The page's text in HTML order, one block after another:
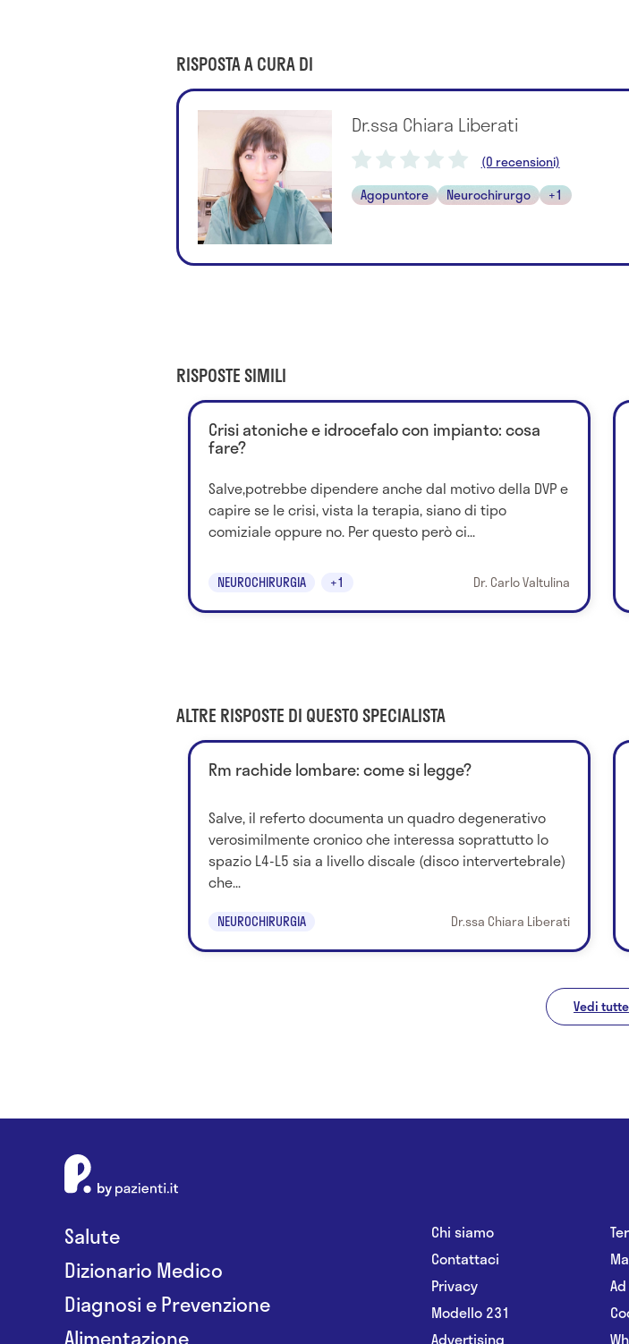
RISPOSTA A CURA DI
Dr.ssa Chiara Liberati
(0 recensioni)
Agopuntore
Neurochirurgo +1
RISPOSTE SIMILI
Crisi atoniche e idrocefalo con impianto: cosa
fare?
Salve,potrebbe dipendere anche dal motivo della DVP e
capire se le crisi, vista la terapia, siano di tipo
comiziale oppure no. Per questo però ci...
NEUROCHIRURGIA +1 Dr. Carlo Valtulina
ALTRE RISPOSTE DI QUESTO SPECIALISTA
Rm rachide lombare: come si legge?
Salve, il referto documenta un quadro degenerativo
verosimilmente cronico che interessa soprattutto lo
spazio L4-L5 sia a livello discale (disco intervertebrale)
che...
NEUROCHIRURGIA Dr.ssa Chiara Liberati
Vedi tutte
Salute
Dizionario Medico
Diagnosi e Prevenzione
Alimentazione
Chi siamo
Contattaci
Privacy
Modello 231
Advertising